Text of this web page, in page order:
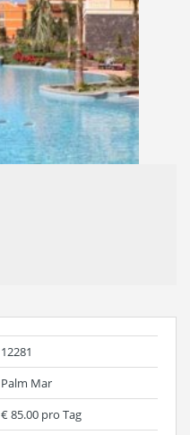
12281
Palm Mar
€ 85.00 pro Tag